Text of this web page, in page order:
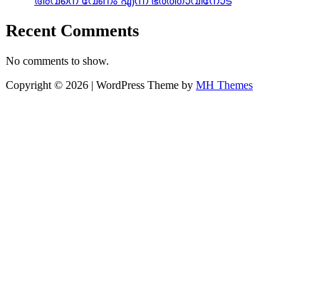
Recent Comments
No comments to show.
Copyright © 2026 | WordPress Theme by MH Themes